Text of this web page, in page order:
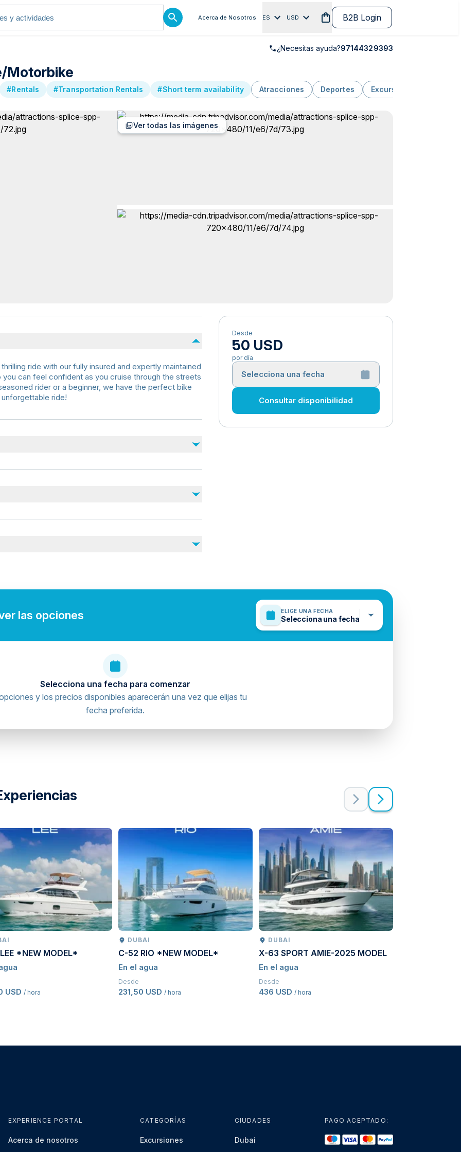
Acerca de Nosotros ES USD B2B Login
¿Necesitas ayuda?97144329393
Motorbike
#Rentals #Transportation Rentals #Short term availability Atracciones Deportes Excursiones
Ver todas las imágenes
Desde
50 USD
por día
Selecciona una fecha
Consultar disponibilidad
ride with our fully insured and expertly maintained
can feel confident as you cruise through the streets
rider or a beginner, we have the perfect bike
ride!
No incluido
las opciones ELIGE UNA FECHA
Selecciona una fecha
Selecciona una fecha para comenzar
y los precios disponibles aparecerán una vez que elijas tu
fecha preferida.
*NEW MODEL*
USD / hora
DUBAI
C-52 RIO *NEW MODEL*
En el agua
Desde
231,50 USD / hora
DUBAI
X-63 SPORT AMIE-2025 MODEL
En el agua
Desde
436 USD / hora
EXPERIENCE PORTAL
Acerca de nosotros
CATEGORÍAS
Excursiones
CIUDADES
Dubai
PAGO ACEPTADO: